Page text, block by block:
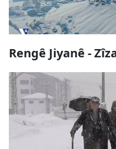
Rengê Jiyanê -